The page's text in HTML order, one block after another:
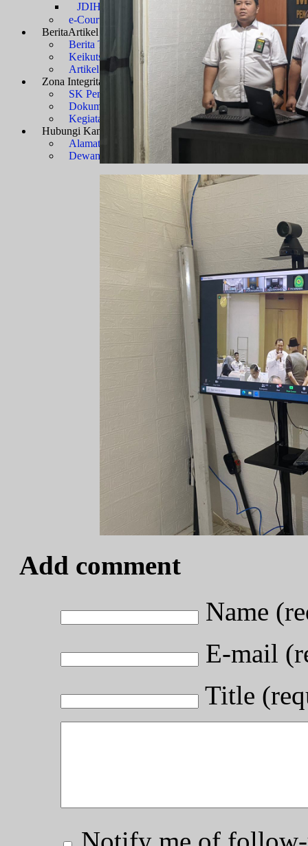
JDIH PTUN Banjarmasin
e-Court
BeritaArtikel & Galeri
Berita Terkini & Pengumuman
Keikutsertaan Bimtek dan Diklat
Artikel
Zona Integritas
Menuju WBK-WBBM
SK Pembangunan Zona Integritas
Dokumen Pembangunan Zona Integritas
Kegiatan Pembangunan Zona Integritas
Hubungi Kami
Kontak & Alamat
Alamat Kantor
Dewan Redaksi
Add comment
Name
E-mail
Title